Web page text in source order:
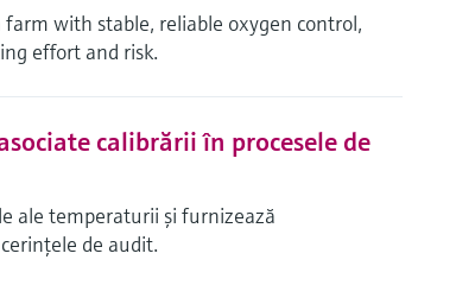
with stable, reliable oxygen control,
effort and risk.
calibrării în procesele de
ale temperaturii şi furnizează
de audit.